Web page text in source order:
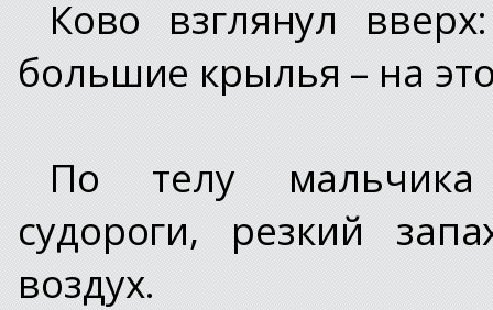
Ково взглянул
большие крылья – на
По телу мальчика
судороги, резкий
воздух.